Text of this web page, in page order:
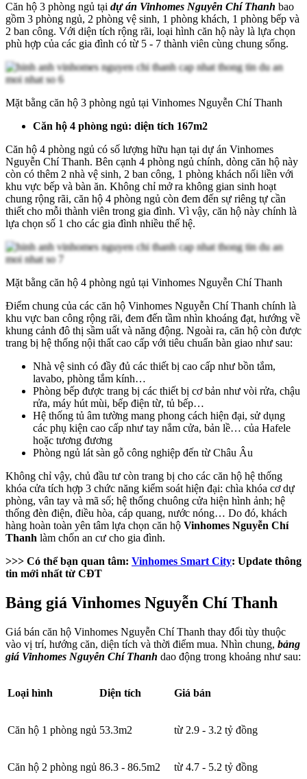
Căn hộ 3 phòng ngủ tại dự án Vinhomes Nguyễn Chí Thanh bao
gồm 3 phòng ngủ, 2 phòng vệ sinh, 1 phòng khách, 1 phòng bếp và
2 ban công. Với diện tích rộng rãi, loại hình căn hộ này là lựa chọn
phù hợp của các gia đình có từ 5 - 7 thành viên cùng chung sống.
Mặt bằng căn hộ 3 phòng ngủ tại Vinhomes Nguyễn Chí Thanh
Căn hộ 4 phòng ngủ: diện tích 167m2
Căn hộ 4 phòng ngủ có số lượng hữu hạn tại dự án Vinhomes
Nguyễn Chí Thanh. Bên cạnh 4 phòng ngủ chính, dòng căn hộ này
còn có thêm 2 nhà vệ sinh, 2 ban công, 1 phòng khách nối liền với
khu vực bếp và bàn ăn. Không chỉ mở ra không gian sinh hoạt
chung rộng rãi, căn hộ 4 phòng ngủ còn đem đến sự riêng tự cần
thiết cho mỗi thành viên trong gia đình. Vì vậy, căn hộ này chính là
lựa chọn số 1 cho các gia đình nhiều thế hệ.
Mặt bằng căn hộ 4 phòng ngủ tại Vinhomes Nguyễn Chí Thanh
Điểm chung của các căn hộ Vinhomes Nguyễn Chí Thanh chính là
khu vực ban công rộng rãi, đem đến tầm nhìn khoáng đạt, hướng về
khung cảnh đô thị sầm uất và năng động. Ngoài ra, căn hộ còn được
trang bị hệ thống nội thất cao cấp với tiêu chuẩn bàn giao như sau:
Nhà vệ sinh có đầy đủ các thiết bị cao cấp như bồn tắm,
lavabo, phòng tắm kính…
Phòng bếp được trang bị các thiết bị cơ bản như vòi rửa, chậu
rửa, máy hút mùi, bếp điện từ, tủ bếp…
Hệ thống tủ âm tường mang phong cách hiện đại, sử dụng
các phụ kiện cao cấp như tay nắm cửa, bản lề… của Hafele
hoặc tương đương
Phòng ngủ lát sàn gỗ công nghiệp đến từ Châu Âu
Không chỉ vậy, chủ đầu tư còn trang bị cho các căn hộ hệ thống
khóa cửa tích hợp 3 chức năng kiểm soát hiện đại: chìa khóa cơ dự
phòng, vân tay và mã số; hệ thống chuông cửa hiện hình ảnh; hệ
thống đèn điện, điều hòa, cáp quang, nước nóng… Do đó, khách
hàng hoàn toàn yên tâm lựa chọn căn hộ Vinhomes Nguyễn Chí
Thanh làm chốn an cư cho gia đình.
>>> Có thể bạn quan tâm: Vinhomes Smart City: Update thông
tin mới nhất từ CĐT
Bảng giá Vinhomes Nguyễn Chí Thanh
Giá bán căn hộ Vinhomes Nguyễn Chí Thanh thay đổi tùy thuộc
vào vị trí, hướng căn, diện tích và thời điểm mua. Nhìn chung, bảng
giá Vinhomes Nguyễn Chí Thanh dao động trong khoảng như sau:
Loại hình Diện tích Giá bán
Căn hộ 1 phòng ngủ 53.3m2 từ 2.9 - 3.2 tỷ đồng
Căn hộ 2 phòng ngủ 86.3 - 86.5m2 từ 4.7 - 5.2 tỷ đồng